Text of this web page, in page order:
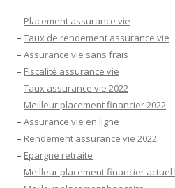
– Placement assurance vie
– Taux de rendement assurance vie
– Assurance vie sans frais
– Fiscalité assurance vie
– Taux assurance vie 2022
– Meilleur placement financier 2022
– Assurance vie en ligne
– Rendement assurance vie 2022
– Epargne retraite
– Meilleur placement financier actuel